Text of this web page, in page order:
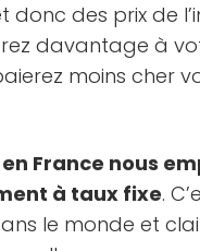
donc des prix de
davantage à
moins cher
en France nous
à taux fixe.
le monde et